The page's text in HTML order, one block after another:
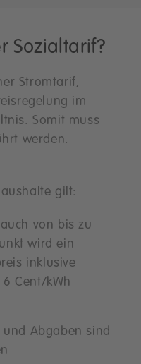
Sozialtarif?
Stromtarif,
im
Somit muss
werden.
gilt:
von bis zu
wird ein
inklusive
Cent/kWh
und Abgaben sind